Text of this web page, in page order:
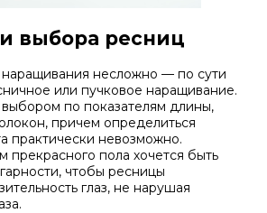
выбора ресниц
несложно — по сути
или пучковое наращивание.
по показателям длины,
причем определиться
практически невозможно.
прекрасного пола хочется быть
чтобы ресницы
глаз, не нарушая